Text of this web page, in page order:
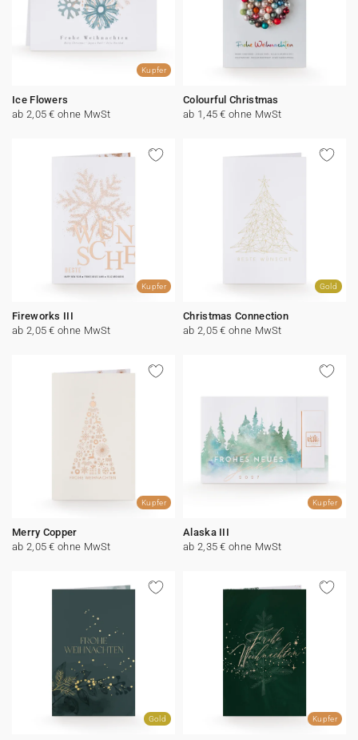
Kupfer
Ice Flowers
ab 2,05 € ohne MwSt
Colourful Christmas
ab 1,45 € ohne MwSt
Kupfer
Fireworks III
ab 2,05 € ohne MwSt
Gold
Christmas Connection
ab 2,05 € ohne MwSt
Kupfer
Merry Copper
ab 2,05 € ohne MwSt
Kupfer
Alaska III
ab 2,35 € ohne MwSt
Gold Kupfer